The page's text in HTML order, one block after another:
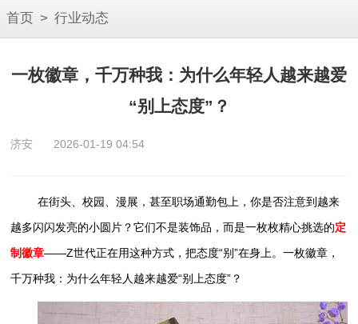
首页 > 行业动态
一枚徽章，千万种我：为什么年轻人越来越爱
“别上态度”？
济安 2026-01-19 04:54
在街头、校园、漫展，甚至职场通勤包上，你是否注意到越来
越多闪闪发亮的小圆片？它们不是装饰品，而是一枚枚精心挑选的定
制徽章——Z世代正在用这种方式，把态度“别”在身上。一枚徽章，
千万种我：为什么年轻人越来越爱“别上态度”？